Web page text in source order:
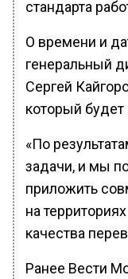
стандарта
О времени и
генеральный
Сергей
который будет
«По
задачи, и мы
приложить
на
качества
Ранее Вести